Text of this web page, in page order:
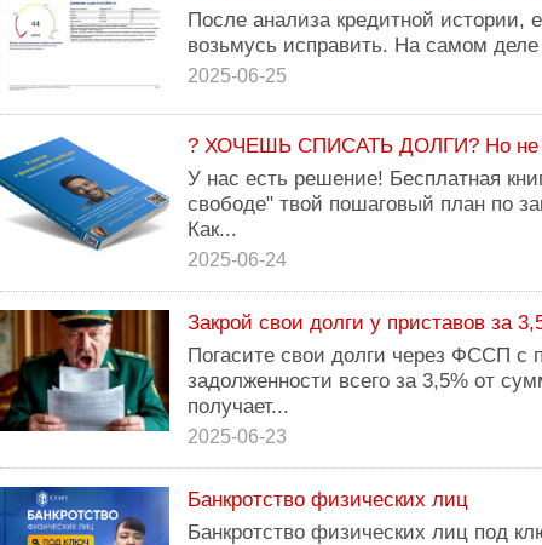
После анализа кредитной истории,
возьмусь исправить. На самом
2025-06-25
? ХОЧЕШЬ СПИСАТЬ ДОЛГИ? Но не
У нас есть решение! Бесплатная
свободе" твой пошаговый план по
Как...
2025-06-24
Закрой свои долги у приставов за
Погасите свои долги через ФССП с
задолженности всего за 3,5% от
получает...
2025-06-23
Банкротство физических лиц
Банкротство физических лиц под